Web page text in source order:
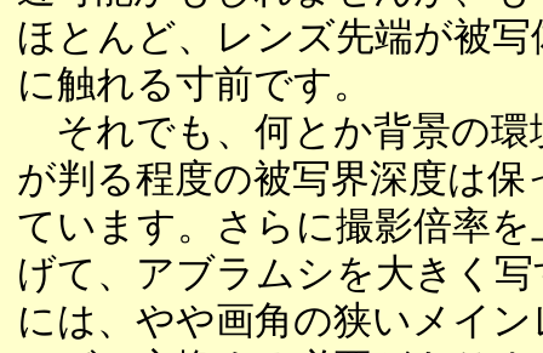
ほとんど、レンズ先端が被写
に触れる寸前です。
それでも、何とか背景の環
が判る程度の被写界深度は保
ています。さらに撮影倍率を
げて、アブラムシを大きく写
には、やや画角の狭いメイン